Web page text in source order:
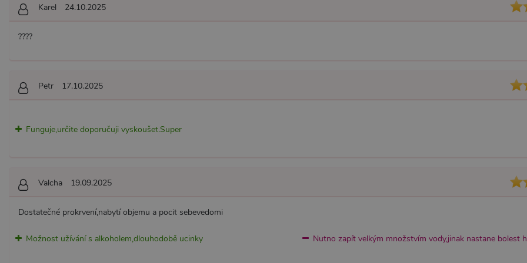
Karel 24.10.2025
????
Petr 17.10.2025
Funguje,určite doporučuji vyskoušet.Super
Valcha 19.09.2025
Dostatečné prokrvení,nabytí objemu a pocit sebevedomi
Možnost užívání s alkoholem,dlouhodobě ucinky Nutno zapít velkým množstvím vody,jinak nastane bolest